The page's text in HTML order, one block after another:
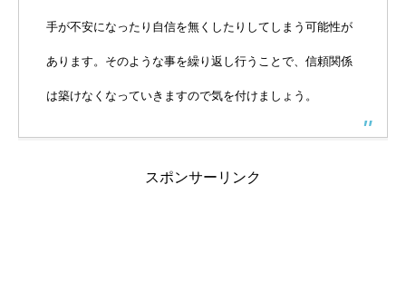
手が不安になったり自信を無くしたりしてしまう可能性が
あります。そのような事を繰り返し行うことで、信頼関係
は築けなくなっていきますので気を付けましょう。
スポンサーリンク